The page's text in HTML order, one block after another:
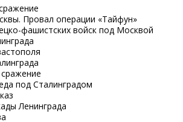
Провал операции «Тайфун»
фашистских войск под Москвой
под Сталинградом
Ленинграда